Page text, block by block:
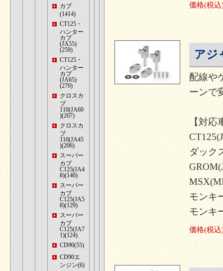
カブ
(1414)
CT125・
ハンター
カブ
(JA55)
(259)
CT125・
ハンター
カブ
(JA65)
(270)
クロスカ
ブ
110(JA60
)(207)
クロスカ
ブ
110(JA45
)(206)
スーパー
カブ
C125(JA4
8)(140)
スーパー
カブ
C125(JA5
8)(129)
スーパー
カブ
C125(JA7
1)(124)
CD90(55)
CD90エ
ンジン(6)
価格(税込
アジ
配線や
ーンで
【対応
ダック
モンキ
モンキ
価格(税込